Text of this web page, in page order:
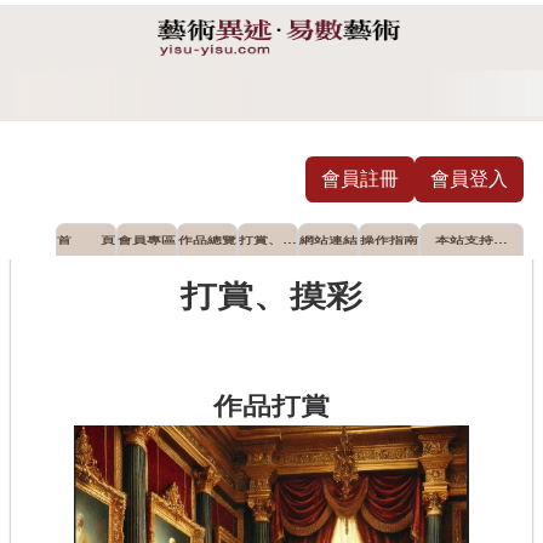
會員註冊 會員登入
首 頁 會員專區 作品總覽 打賞、摸 網站連結 操作指南 本站支持推
打賞、摸彩
作品打賞